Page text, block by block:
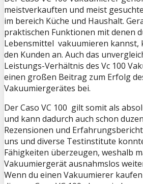
meistverkauften und meist
im bereich Küche und Haushalt.
praktischen Funktionen mit denen
Lebensmittel vakuumieren kannst,
den Kunden an. Auch das
Leistungs-Verhältnis des Vc 100
einen großen Beitrag zum Erfolg
Vakuumiergerätes bei.
Der Caso VC 100 gilt somit als
und kann dadurch auch schon
Rezensionen und
uns und diverse Testinstitute
Fähigkeiten überzeugen, weshalb
Vakuumiergerät ausnahmslos
Wenn du einen Vakuumierer